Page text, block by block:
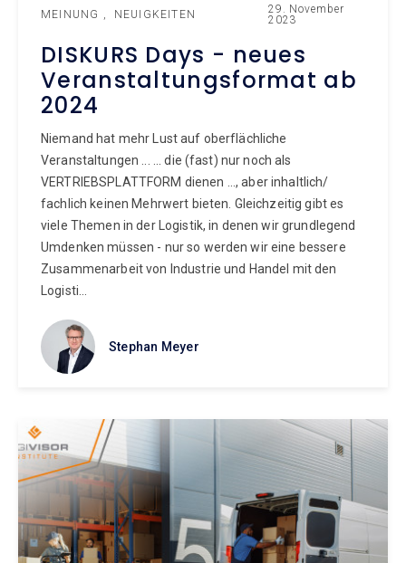
MEINUNG NEUIGKEITEN
29. November
2023
DISKURS Days - neues
Veranstaltungsformat ab
2024
Niemand hat mehr Lust auf oberflächliche
Veranstaltungen ... ... die (fast) nur noch als
VERTRIEBSPLATTFORM dienen ..., aber inhaltlich/
fachlich keinen Mehrwert bieten. Gleichzeitig gibt es
viele Themen in der Logistik, in denen wir grundlegend
Umdenken müssen - nur so werden wir eine bessere
Zusammenarbeit von Industrie und Handel mit den
Logisti...
Stephan Meyer